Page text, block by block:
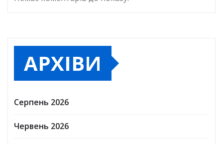
АРХІВИ
Серпень 2026
Червень 2026